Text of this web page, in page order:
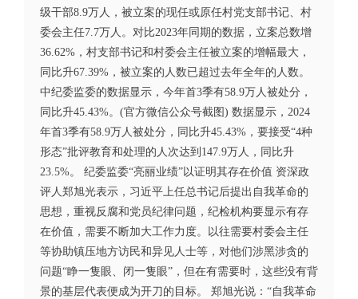
级干部8.9万人，被立案的现任或原任村党支部书记、村
委会主任7.7万人。对比2023年同期的数据，立案总数增
36.62%，村支部书记和村委会主任被立案的增幅最大，
同比升67.39%，被立案的人数已超过去年全年的人数。
中纪委监委的数据显示，今年首3季有58.9万人被处分，
同比升45.43%。(官方微信公众号截图) 数据显示，2024
年首3季有58.9万人被处分，同比升45.43%，要接受“4种
形态”批评教育和处理的人次达到147.9万人，同比升
23.5%。 纪委监委“亮丽业绩”以证明其存在价值 资深政
评人郑旭光表示，习近平上任总书记后提出自我革命的
思想，重视反腐和党员纪律问题，纪检机构要显示有存
在价值，需要不断加大工作力度。以往需要村委会主任
等协助镇压地方访民和异见人士等，对他们涉黑涉贪的
问题“睁一隻眼、闭一隻眼”，但在有需要时，这些没有背
景的基层代表便成为开刀的目标。 郑旭光说：“自我革命